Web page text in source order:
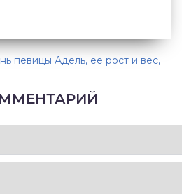
певицы Адель, ее рост и вес,